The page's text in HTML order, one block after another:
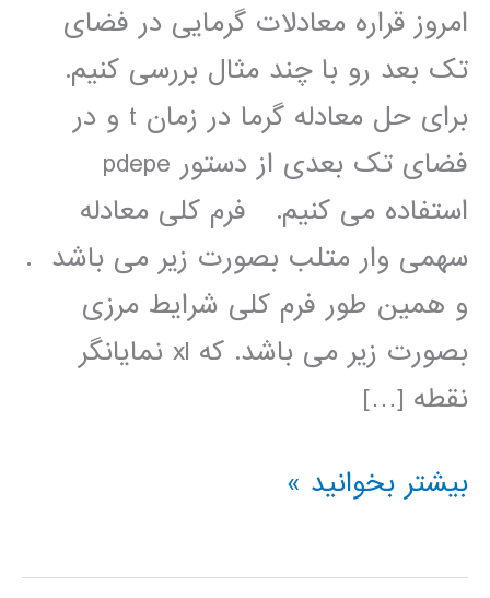
امروز قراره معادلات گرمایی در فضای
تک بعد رو با چند مثال بررسی کنیم.
برای حل معادله گرما در زمان t و در
فضای تک بعدی از دستور pdepe
استفاده می کنیم. فرم کلی معادله
سھمی وار متلب بصورت زیر می باشد .
و ھمین طور فرم کلی شرایط مرزی
بصورت زیر می باشد. که xl نمایانگر
نقطه […]
اموزش
عددی
بیشتر بخوانید »